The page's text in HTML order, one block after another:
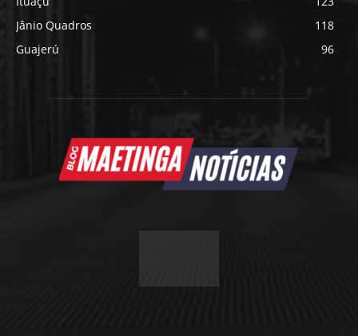
Jânio Quadros
118
Guajerú
96